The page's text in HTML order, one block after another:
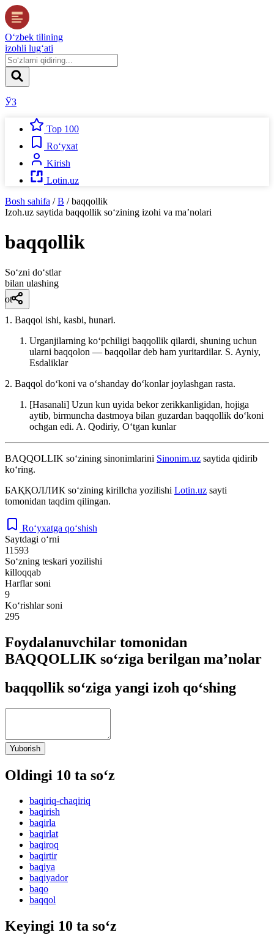
O‘zbek tilining
izohli lug‘ati
ЎЗ
Top 100
Ro‘yxat
Kirish
Lotin.uz
Bosh sahifa / B / baqqollik
Izoh.uz saytida baqqollik so‘zining izohi va ma’nolari
baqqollik
So‘zni do‘stlar
bilan ulashing
ot
1. Baqqol ishi, kasbi, hunari.
Urganjilarning koʻpchiligi baqqollik qilardi, shuning uchun
ularni baqqolon — baqqollar deb ham yuritardilar. S. Ayniy,
Esdaliklar
2. Baqqol doʻkoni va oʻshanday doʻkonlar joylashgan rasta.
[Hasanali] Uzun kun uyida bekor zerikkanligidan, hojiga
aytib, birmuncha dastmoya bilan guzardan baqqollik doʻkoni
ochgan edi. A. Qodiriy, Oʻtgan kunlar
BAQQOLLIK so‘zining sinonimlarini Sinonim.uz saytida qidirib
ko‘ring.
БАҚҚОЛЛИК so‘zining kirillcha yozilishi Lotin.uz sayti
tomonidan taqdim qilingan.
Ro‘yxatga qo‘shish
Saytdagi o‘rni
11593
So‘zning teskari yozilishi
killoqqab
Harflar soni
9
Ko‘rishlar soni
295
Foydalanuvchilar tomonidan
BAQQOLLIK so‘ziga berilgan ma’nolar
baqqollik so‘ziga yangi izoh qo‘shing
Yuborish
Oldingi 10 ta so‘z
baqiriq-chaqiriq
baqirish
baqirla
baqirlat
baqiroq
baqirtir
baqiya
baqiyador
baqo
baqqol
Keyingi 10 ta so‘z